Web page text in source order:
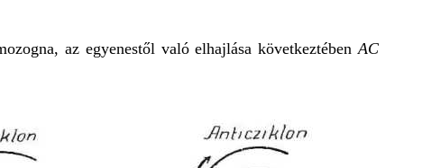
az egyenestől való elhajlása következtébenAC